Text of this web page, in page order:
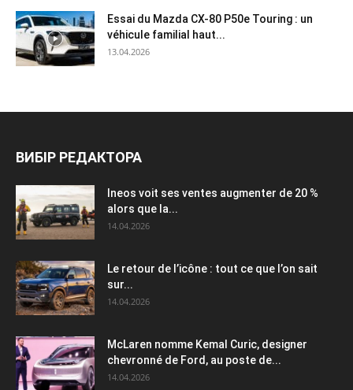
Essai du Mazda CX-80 P50e Touring : un
véhicule familial haut...
13.04.2026
ВИБІР РЕДАКТОРА
Ineos voit ses ventes augmenter de 20 %
alors que la...
14.04.2026
Le retour de l’icône : tout ce que l’on sait
sur...
14.04.2026
McLaren nomme Kemal Curic, designer
chevronné de Ford, au poste de...
14.04.2026